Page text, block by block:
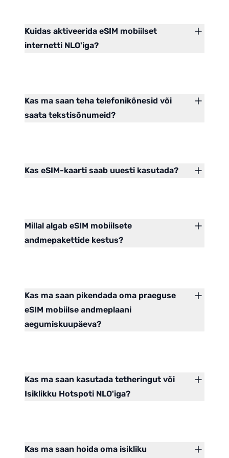
Kuidas aktiveerida eSIM mobiilset
internetti NLO'iga?
Kas ma saan teha telefonikõnesid või
saata tekstisõnumeid?
Kas eSIM-kaarti saab uuesti kasutada?
Millal algab eSIM mobiilsete
andmepakettide kestus?
Kas ma saan pikendada oma praeguse
eSIM mobiilse andmeplaani
aegumiskuupäeva?
Kas ma saan kasutada tetheringut või
Isiklikku Hotspoti NLO'iga?
Kas ma saan hoida oma isikliku